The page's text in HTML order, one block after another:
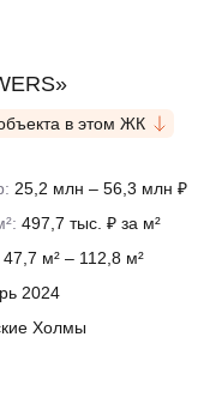
в этом ЖК
25,2 млн – 56,3 млн ₽
497,7 тыс. ₽ за м²
47,7 м² – 112,8 м²
2024
Холмы